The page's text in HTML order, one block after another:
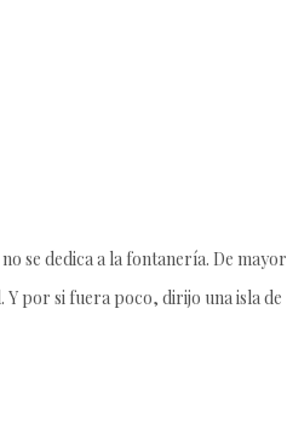
se dedica a la fontanería. De mayor
por si fuera poco, dirijo una isla de